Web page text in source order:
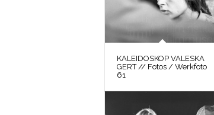
KALEIDOSKOP VALESKA
GERT // Fotos / Werkfoto
61